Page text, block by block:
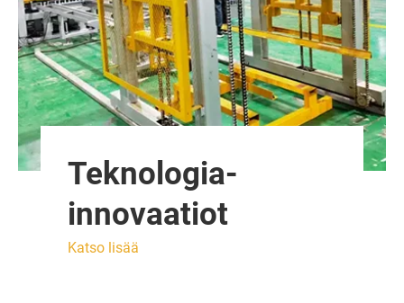
Teknologia-
innovaatiot
Katso lisää